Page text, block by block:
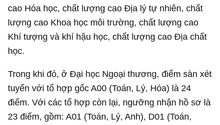
cao Hóa học, chất lượng cao Địa lý tự nhiên, chất
lượng cao Khoa học môi trường, chất lượng cao
Khí tượng và khí hậu học, chất lượng cao Địa chất
học.
Trong khi đó, ở Đại học Ngoại thương, điểm sàn xét
tuyển với tổ hợp gốc A00 (Toán, Lý, Hóa) là 24
điểm. Với các tổ hợp còn lại, ngưỡng nhận hồ sơ là
23 điểm, gồm: A01 (Toán, Lý, Anh), D01 (Toán,